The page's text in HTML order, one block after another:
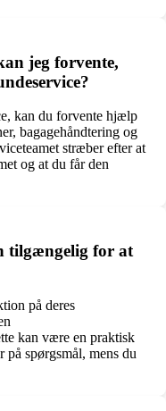
jeg forvente,
kan du forvente hjælp
bagagehåndtering og
stræber efter at
og at du får den
tilgængelig for at
på deres
kan være en praktisk
spørgsmål, mens du